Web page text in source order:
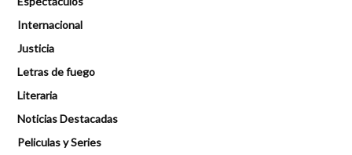
Internacional
Justicia
Letras de fuego
Literaria
Noticias Destacadas
Peliculas y Series